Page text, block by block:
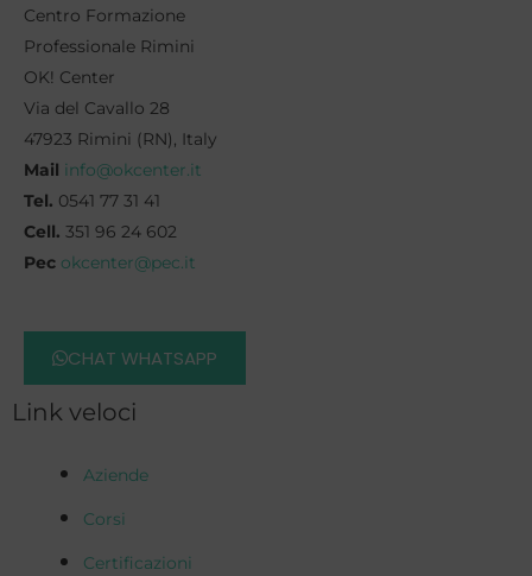
Centro Formazione
Professionale Rimini
OK! Center
Via del Cavallo 28
47923 Rimini (RN), Italy
Mail info@okcenter.it
Tel. 0541 77 31 41
Cell. 351 96 24 602
Pec okcenter@pec.it
CHAT WHATSAPP
Link veloci
Aziende
Corsi
Certificazioni